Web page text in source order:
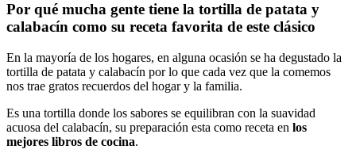
Por qué mucha gente tiene la tortilla de patata y
calabacín como su receta favorita de este clásico
En la mayoría de los hogares, en alguna ocasión se ha degustado la
tortilla de patata y calabacín por lo que cada vez que la comemos
nos trae gratos recuerdos del hogar y la familia.
Es una tortilla donde los sabores se equilibran con la suavidad
acuosa del calabacín, su preparación esta como receta en los
mejores libros de cocina.